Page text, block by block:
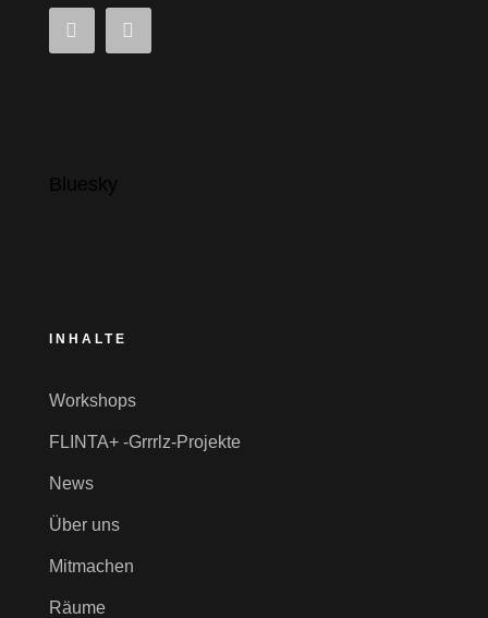
Bluesky
INHALTE
Workshops
FLINTA+ -Grrrlz-Projekte
News
Über uns
Mitmachen
Räume